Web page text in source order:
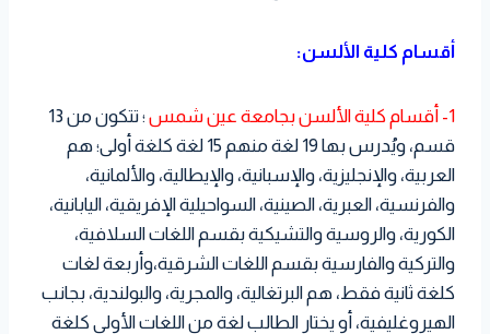
أقسام كلية الألسن:
1- أقسام كلية الألسن بجامعة عين شمس
؛ تتكون من 13
قسم، ويُدرس بها 19 لغة منهم 15 لغة كلغة أولى؛ هم
العربية، والإنجليزية، والإسبانية، والإيطالية، والألمانية،
والفرنسية، العبرية، الصينية، السواحيلية الإفريقية، اليابانية،
الكورية، والروسية والتشيكية بقسم اللغات السلافية،
والتركية والفارسية بقسم اللغات الشرقية،وأربعة لغات
كلغة ثانية فقط، هم البرتغالية، والمجرية، والبولندية، بجانب
الهيروغليفية، أو يختار الطالب لغة من اللغات الأولى كلغة